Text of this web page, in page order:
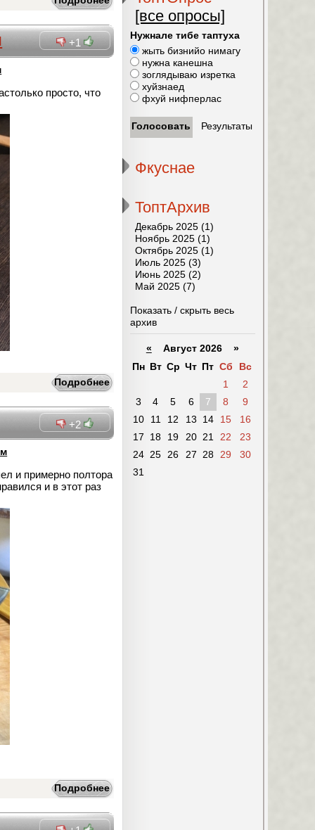
+1
просто, что
Подробнее
+2
и примерно полтора
и в этот раз
Подробнее
[все опросы]
Нужнале тибе таптуха
жыть бизнийо нимагу
нужна канешна
зоглядываю изретка
хуйзнаед
фхуй нифперлас
Фкуснае
ТоптАрхив
Декабрь 2025 (1)
Ноябрь 2025 (1)
Октябрь 2025 (1)
Июль 2025 (3)
Июнь 2025 (2)
Май 2025 (7)
Показать / скрыть весь
архив
« Август 2026 »
Пн Вт Ср Чт Пт Сб
Вс
1
2
3
4 5 6 7 8
9
10
11 12 13 14 15
16
17
18 19 20 21 22
23
24 25 26 27 28 29
30
31